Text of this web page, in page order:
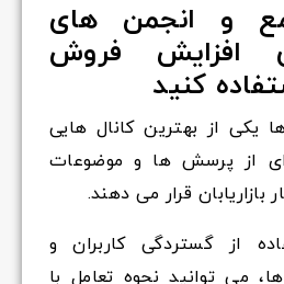
و انجمن های
افزایش فروش
کنید
یکی از بهترین کانال هایی
از پرسش ها و موضوعات
بازاریابان قرار می دهند.
از گستردگی کاربران و
می توانید نحوه تعامل با